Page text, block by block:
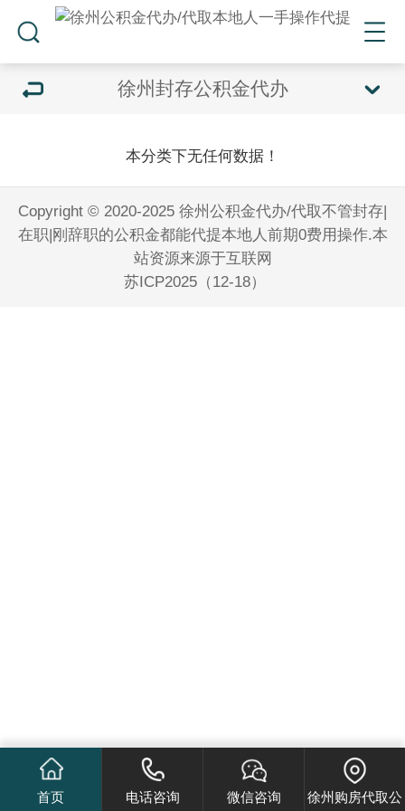
徐州封存公积金代办
本分类下无任何数据！
Copyright © 2020-2025 徐州公积金代办/代取不管封存|
在职|刚辞职的公积金都能代提本地人前期0费用操作.本
站资源来源于互联网
苏ICP2025（12-18）
首页 电话咨询 微信咨询
徐州购房代取公